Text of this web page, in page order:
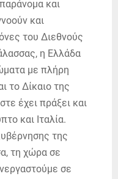
και
και
του Διεθνούς
η Ελλάδα
με πλήρη
το Δίκαιο της
έχει πράξει και
και Ιταλία.
της
τη χώρα σε
σε